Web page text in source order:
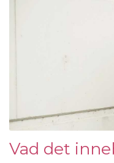
Vad det